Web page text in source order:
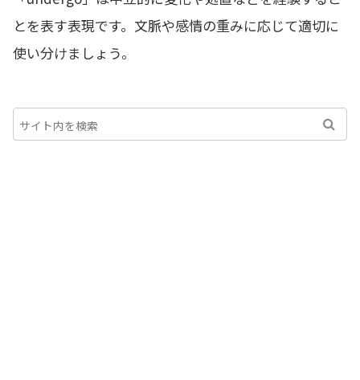
とを表す表現です。文脈や感情の重みに応じて適切に
使い分けましょう。